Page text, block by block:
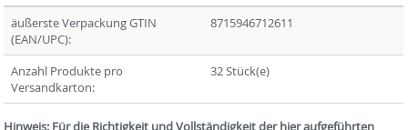
äußerste Verpackung GTIN
(EAN/UPC):
8715946712611
Anzahl Produkte pro
Versandkarton:
32 Stück(e)
Hinweis: Für die Richtigkeit und Vollständigkeit der hier aufgeführten